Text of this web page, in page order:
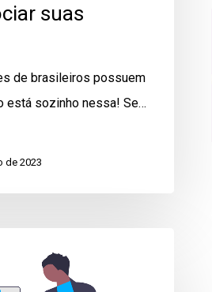
suas
de brasileiros possuem
está sozinho nessa! Se…
de 2023